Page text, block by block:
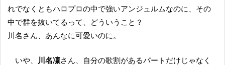
れでなくともハロプロの中で強いアンジュルムなのに、その
中で群を抜いてるって、どういうこと？
川名さん、あんなに可愛いのに。
いや、 川名凜さん、自分の歌割があるパートだけじゃなく